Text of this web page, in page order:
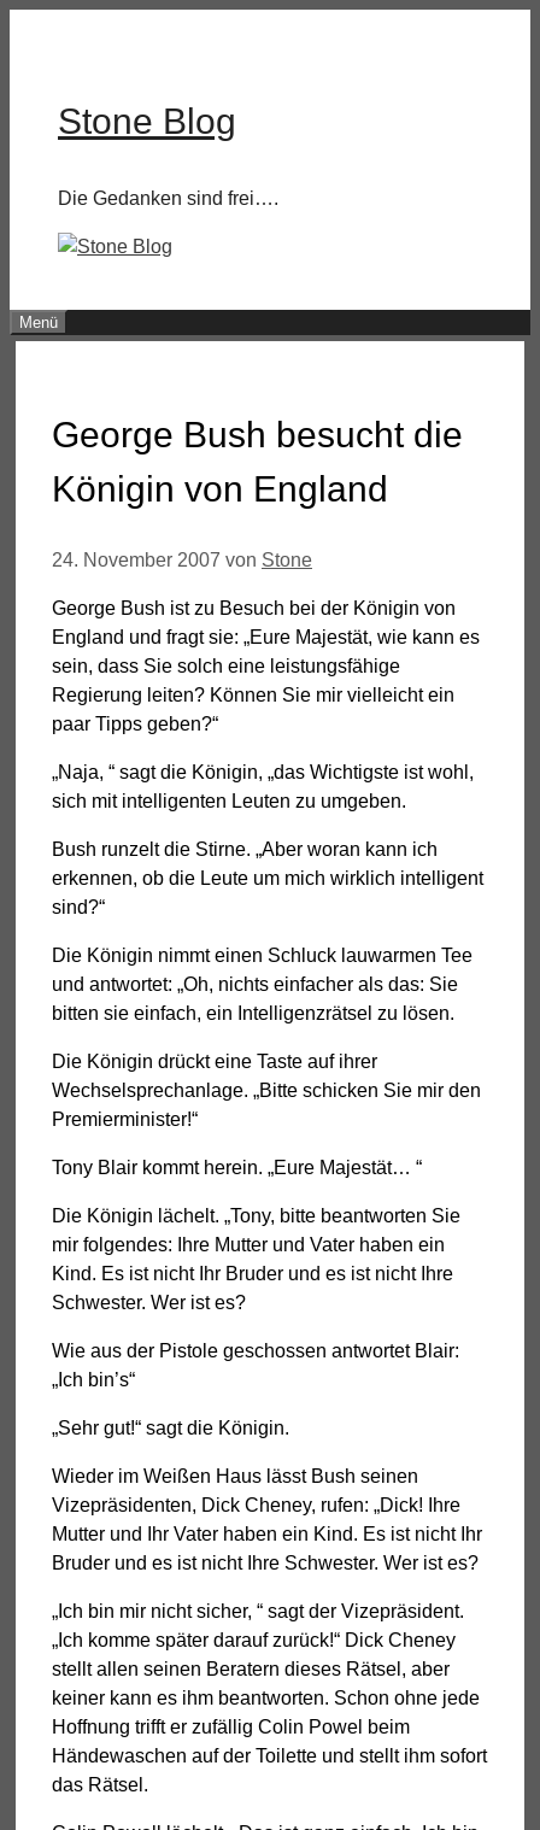
Stone Blog
Die Gedanken sind frei….
Menü
George Bush besucht die
Königin von England
24. November 2007 von Stone
George Bush ist zu Besuch bei der Königin von
England und fragt sie: „Eure Majestät, wie kann es
sein, dass Sie solch eine leistungsfähige
Regierung leiten? Können Sie mir vielleicht ein
paar Tipps geben?“
„Naja, “ sagt die Königin, „das Wichtigste ist wohl,
sich mit intelligenten Leuten zu umgeben.
Bush runzelt die Stirne. „Aber woran kann ich
erkennen, ob die Leute um mich wirklich intelligent
sind?“
Die Königin nimmt einen Schluck lauwarmen Tee
und antwortet: „Oh, nichts einfacher als das: Sie
bitten sie einfach, ein Intelligenzrätsel zu lösen.
Die Königin drückt eine Taste auf ihrer
Wechselsprechanlage. „Bitte schicken Sie mir den
Premierminister!“
Tony Blair kommt herein. „Eure Majestät… “
Die Königin lächelt. „Tony, bitte beantworten Sie
mir folgendes: Ihre Mutter und Vater haben ein
Kind. Es ist nicht Ihr Bruder und es ist nicht Ihre
Schwester. Wer ist es?
Wie aus der Pistole geschossen antwortet Blair:
„Ich bin’s“
„Sehr gut!“ sagt die Königin.
Wieder im Weißen Haus lässt Bush seinen
Vizepräsidenten, Dick Cheney, rufen: „Dick! Ihre
Mutter und Ihr Vater haben ein Kind. Es ist nicht Ihr
Bruder und es ist nicht Ihre Schwester. Wer ist es?
„Ich bin mir nicht sicher, “ sagt der Vizepräsident.
„Ich komme später darauf zurück!“ Dick Cheney
stellt allen seinen Beratern dieses Rätsel, aber
keiner kann es ihm beantworten. Schon ohne jede
Hoffnung trifft er zufällig Colin Powel beim
Händewaschen auf der Toilette und stellt ihm sofort
das Rätsel.